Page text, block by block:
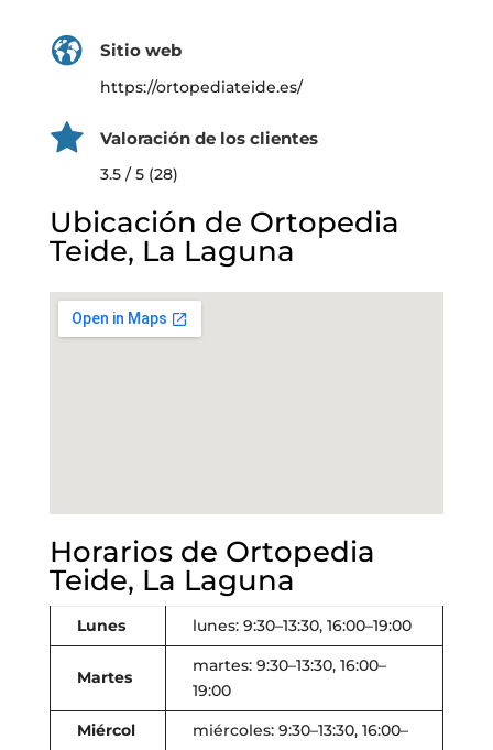
Sitio web
https://ortopediateide.es/
Valoración de los clientes
3.5 / 5 (28)
Ubicación de Ortopedia
Teide, La Laguna
Horarios de Ortopedia
Teide, La Laguna
Lunes lunes: 9:30–13:30, 16:00–19:00
Martes
martes: 9:30–13:30, 16:00–
19:00
Miércol
miércoles: 9:30–13:30, 16:00–